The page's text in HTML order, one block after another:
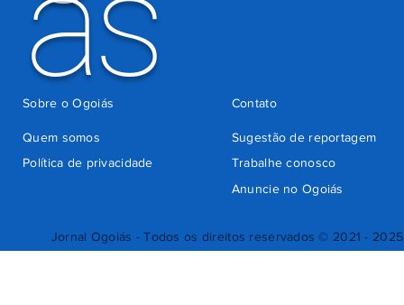
Jornal Ogoiás - Todos os direitos reservados © 2021 - 2025
Quem somos
Sugestão de reportagem
Trabalhe conosco
Política de privacidade
Anuncie no Ogoiás
Contato
Sobre o Ogoiás